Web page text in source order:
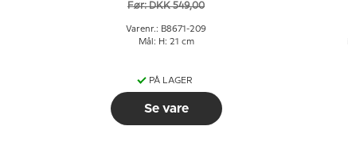
Før: DKK 549,00
Varenr.: B8671-209
Mål: H: 21 cm
PÅ LAGER
Se vare